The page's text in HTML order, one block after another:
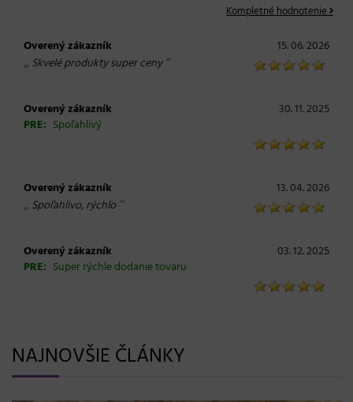
Kompletné hodnotenie
Overený zákazník 15. 06. 2026
„ Skvelé produkty super ceny“
Overený zákazník
30. 11. 2025
PRE: Spoľahlivý
Overený zákazník 13. 04. 2026
„ Spoľahlivo, rýchlo “
Overený zákazník
03. 12. 2025
PRE: Super rýchle dodanie tovaru
NAJNOVŠIE ČLÁNKY